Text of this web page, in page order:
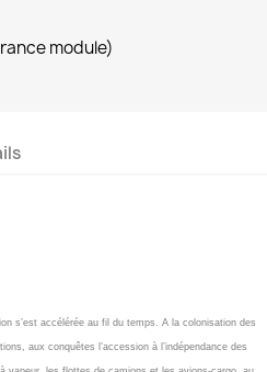
module)
s’est accélérée au fil du temps. A la colonisation des
aux conquêtes l’accession à l’indépendance des